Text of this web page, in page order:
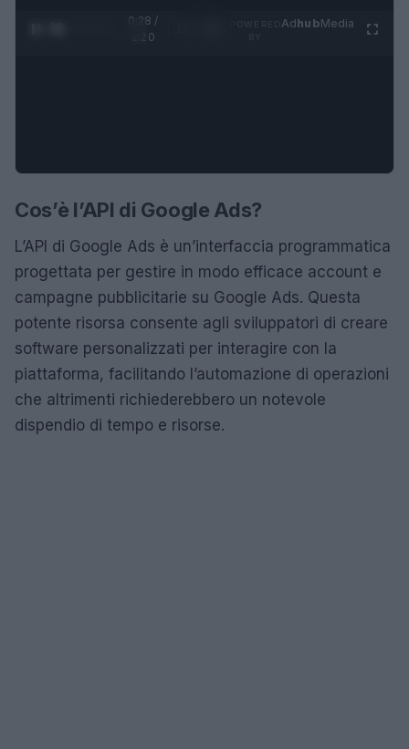
0:28 /
1:20
AdhubMedia
Cos’è l’API di Google Ads?
L’API di Google Ads è un’interfaccia programmatica
progettata per gestire in modo efficace account e
campagne pubblicitarie su Google Ads. Questa
potente risorsa consente agli sviluppatori di creare
software personalizzati per interagire con la
piattaforma, facilitando l’automazione di operazioni
che altrimenti richiederebbero un notevole
dispendio di tempo e risorse.